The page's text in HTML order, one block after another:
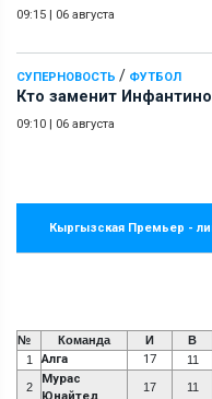
09:15 | 06 августа
СУПЕРНОВОСТЬ / ФУТБОЛ
Кто заменит
09:10 | 06 августа
Кыргызская Премьер -
№ Команда И В
1
Алга 17 11
2
Мурас
Юнайтед
17 11